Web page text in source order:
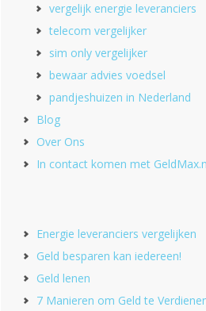
vergelijk energie leveranciers
telecom vergelijker
sim only vergelijker
bewaar advies voedsel
pandjeshuizen in Nederland
Blog
Over Ons
In contact komen met
Energie leveranciers vergelijken
Geld besparen kan iedereen!
Geld lenen
7 Manieren om Geld te